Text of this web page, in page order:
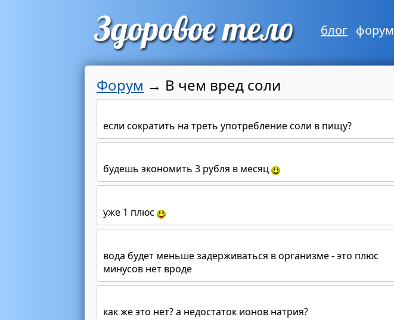
блог форум
Форум → В чем вред соли
если сократить на треть употребление соли в пищу?
будешь экономить 3 рубля в месяц
уже 1 плюс
вода будет меньше задерживаться в организме - это плюс
минусов нет вроде
как же это нет? а недостаток ионов натрия?